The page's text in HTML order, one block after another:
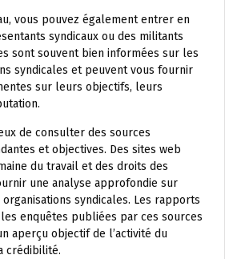
vous pouvez également entrer en
syndicaux ou des militants
sont souvent bien informées sur les
syndicales et peuvent vous fournir
sur leurs objectifs, leurs
de consulter des sources
et objectives. Des sites web
du travail et des droits des
une analyse approfondie sur
syndicales. Les rapports
enquêtes publiées par ces sources
aperçu objectif de l’activité du
crédibilité.